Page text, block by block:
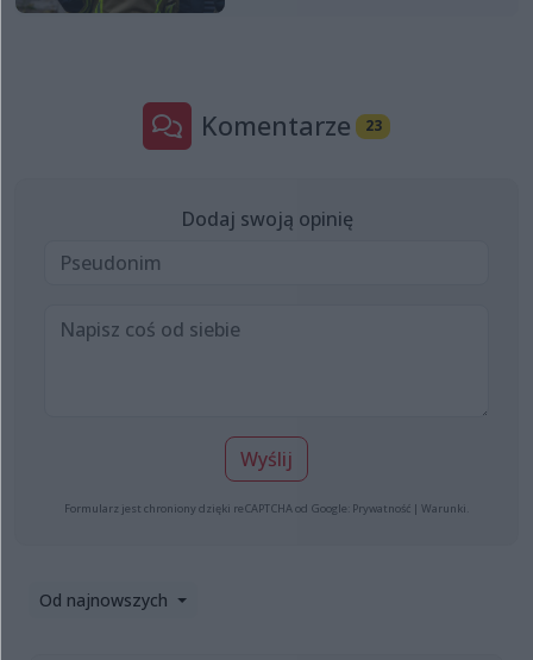
Komentarze 23
Dodaj swoją opinię
Wyślij
Formularz jest chroniony dzięki reCAPTCHA od Google: Prywatność | Warunki
Od najnowszych